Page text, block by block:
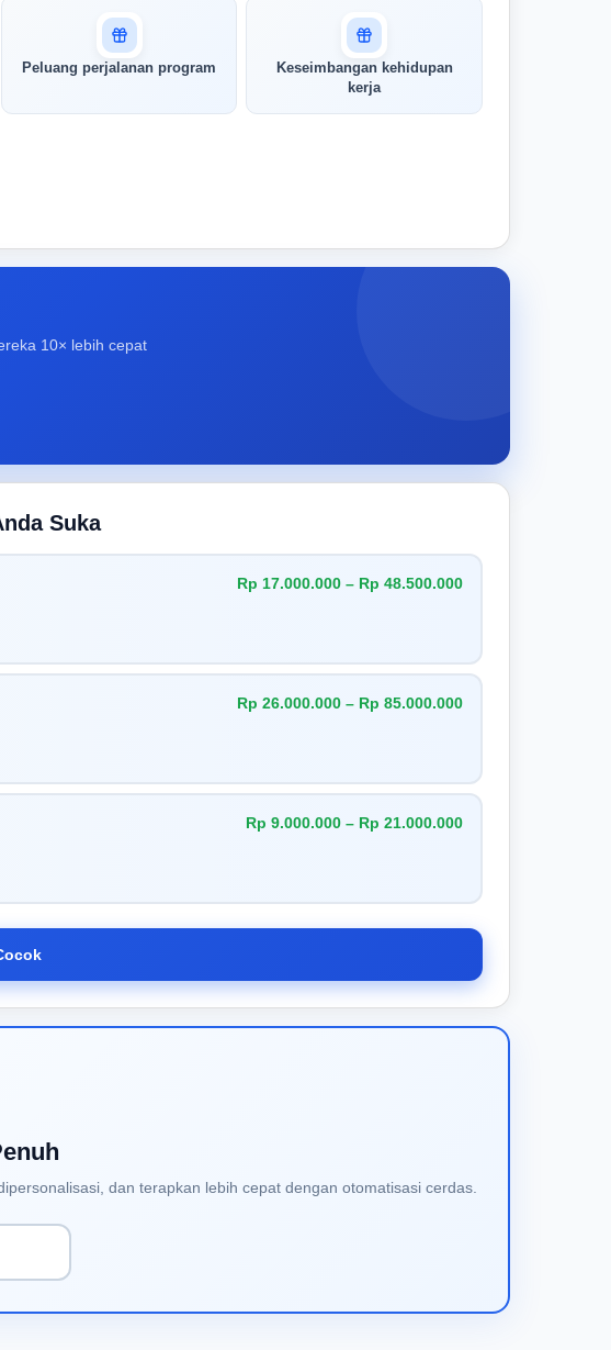
Peluang perjalanan program
Keseimbangan kehidupan
kerja
10× lebih cepat
Suka
Rp 17.000.000 – Rp 48.500.000
Rp 26.000.000 – Rp 85.000.000
Rp 9.000.000 – Rp 21.000.000
dan terapkan lebih cepat dengan otomatisasi cerdas.